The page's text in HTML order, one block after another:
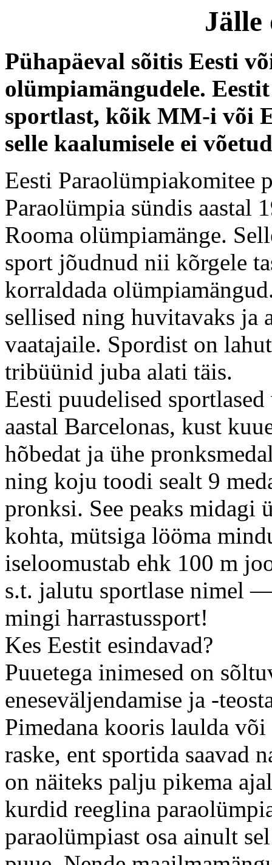
Jälle
Pühapäeval sõitis Eesti
olümpiamängudele.
sportlast, kõik MM-i või
selle kaalumisele ei
Eesti Paraolümpiakomitee
Paraolümpia sündis aastal
Rooma olümpiamänge.
sport jõudnud nii kõrgele
korraldada
sellised ning huvitavaks ja
vaatajaile. Spordist on
tribüünid juba alati täis.
Eesti puudelised
aastal Barcelonas, kust
hõbedat ja ühe
ning koju toodi sealt 9
pronksi. See peaks midagi
kohta, mütsiga lööma
iseloomustab ehk 100 m
s.t. jalutu sportlase nimel
mingi harrastussport!
Kes Eestit esindavad?
Puuetega inimesed on
eneseväljendamise ja -
Pimedana kooris laulda
raske, ent sportida saavad
on näiteks palju pikema
kurdid reeglina
paraolümpiast osa ainult